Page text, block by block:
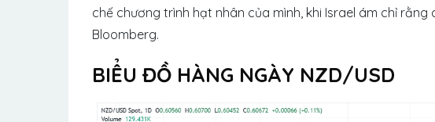
chế chương trình hạt nhân của mình, khi Israel ám chỉ
Bloomberg.
BIỂU ĐỒ HÀNG NGÀY NZD/USD